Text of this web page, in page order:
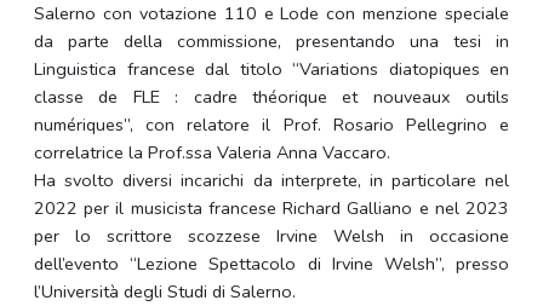
Salerno con votazione 110 e Lode con menzione speciale
da parte della commissione, presentando una tesi in
Linguistica francese dal titolo “Variations diatopiques en
classe de FLE : cadre théorique et nouveaux outils
numériques”, con relatore il Prof. Rosario Pellegrino e
correlatrice la Prof.ssa Valeria Anna Vaccaro.
Ha svolto diversi incarichi da interprete, in particolare nel
2022 per il musicista francese Richard Galliano e nel 2023
per lo scrittore scozzese Irvine Welsh in occasione
dell’evento “Lezione Spettacolo di Irvine Welsh”, presso
l’Università degli Studi di Salerno.